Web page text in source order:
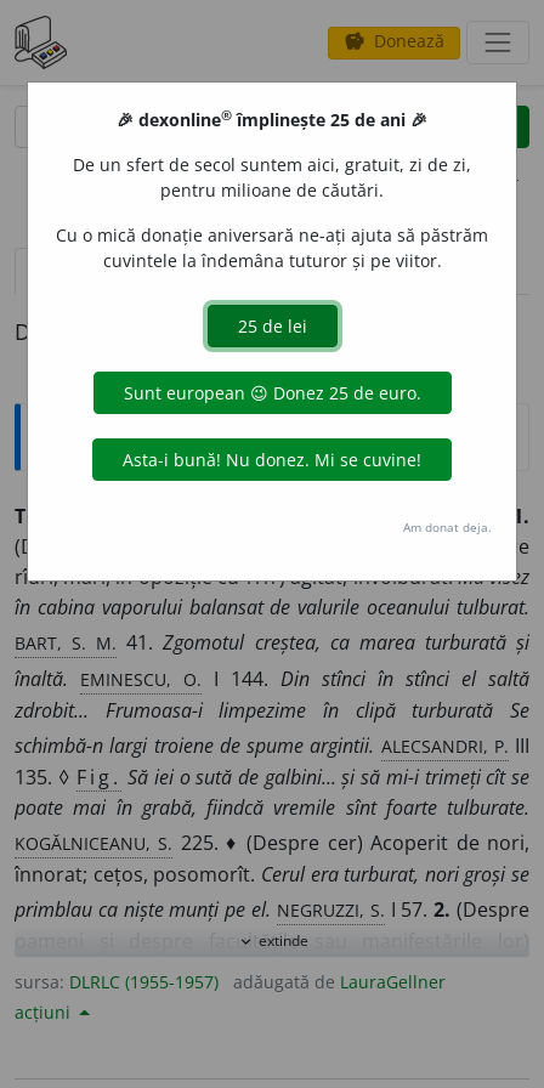
savings Donează
clear
opțiuni
definiții (1) pronunțievolume_up (27)
Definiția cu ID-ul 936750:
Explicative DEX
TULBUR
1.
(Despre apă și alte lichide) Devenit tulbure; (despre
rîuri, mări, în opoziție culin) agitat, învolburat.Mă visez
în cabina vaporului balansat de valurile oceanului tulburat.
BART, S. M. 41.Zgomotul creștea, ca marea turburată și
înaltă. EMINESCU, O. I 144. Din stînci în stînci el saltă
zdrobit... Frumoasa-i limpezime în clipă turburată Se
schimbă-n largi troiene de spume argintii. ALECSANDRI, P. III
135. ◊ Fig. Să iei o sută de galbini... și să mi-i trimeți cît se
poate mai în grabă, fiindcă vremile sînt foarte tulburate.
KOGĂLNICEANU, S. 225. ♦ (Despre cer) Acoperit de nori,
înnorat; cețos, posomorît. Cerul era turburat, nori groși se
primblau ca niște munți pe el. NEGRUZZI, S. I 57.2. (Despre
oameni și despre facultățile sau manifestările lor)
Neliniștit, emoționat, zbuciumat, agitat, zăpăcit.
tatei însă fusese mai tulburat ca de obicei.
GALACTION, O. I319.Mi-e gîndul turburat, două drumuri am
expand_more extinde
sursa: DLRLC (1955-1957) adăugată de LauraGellner
acțiuni
🎉 dexonline® împlinește 25 de ani 🎉
De un sfert de secol suntem aici, gratuit, zi de zi,
pentru milioane de căutări.
Cu o mică donație aniversară ne-ați ajuta să păstrăm
cuvintele la îndemâna tuturor și pe viitor.
Am donat deja.